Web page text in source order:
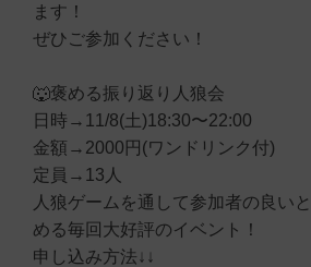
ます！
ぜひご参加ください！
🐺褒める振り返り人狼会
日時→11/8(土)18:30〜22:00
金額→2000円(ワンドリンク付)
定員→13人
人狼ゲームを通して参加者の良い
める毎回大好評のイベント！
申し込み方法↓↓